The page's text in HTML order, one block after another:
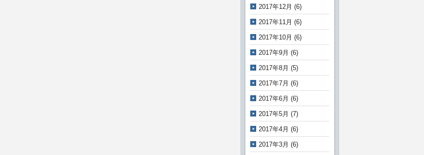
2017年12月 (6)
2017年11月 (6)
2017年10月 (6)
2017年9月 (6)
2017年8月 (5)
2017年7月 (6)
2017年6月 (6)
2017年5月 (7)
2017年4月 (6)
2017年3月 (6)